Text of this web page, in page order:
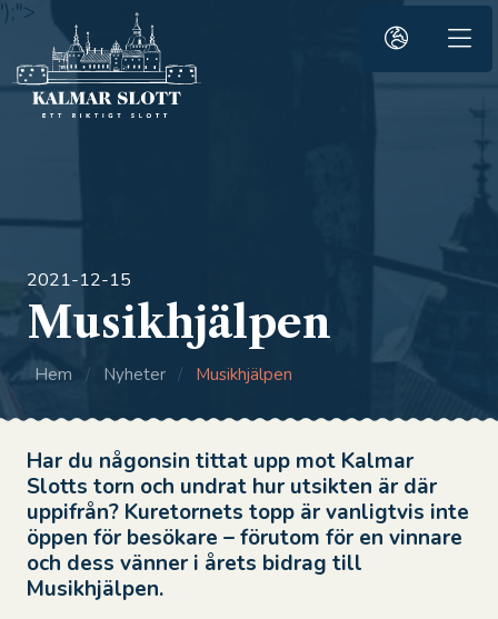
');">
2021-12-15
Musikhjälpen
Hem / Nyheter / Musikhjälpen
Har du någonsin tittat upp mot Kalmar
Slotts torn och undrat hur utsikten är där
uppifrån? Kuretornets topp är vanligtvis inte
öppen för besökare – förutom för en vinnare
och dess vänner i årets bidrag till
Musikhjälpen.